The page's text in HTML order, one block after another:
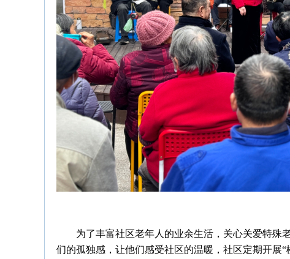
为了丰富社区老年人的业余生活，关心关爱特殊
们的孤独感，让他们感受社区的温暖，社区定期开展“